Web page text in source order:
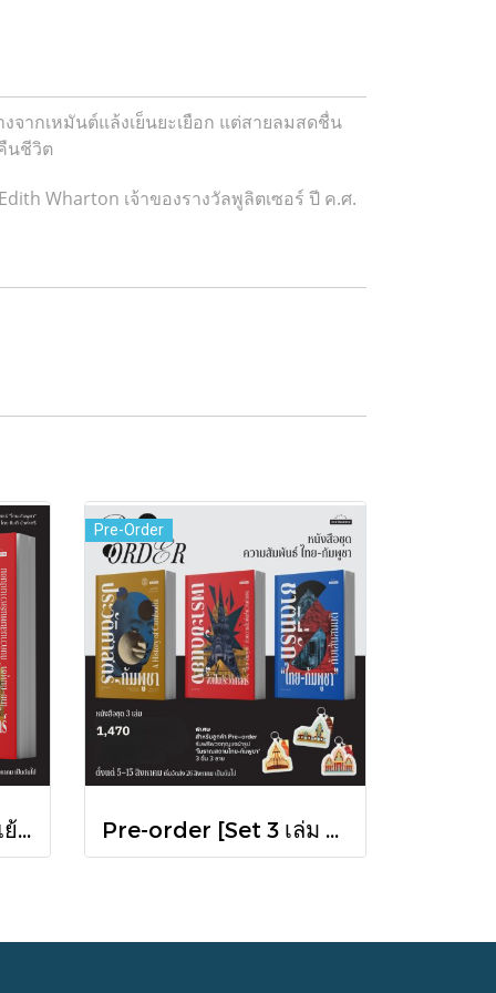
จากเหมันต์แล้งเย็นยะเยือก แต่สายลมสดชื่น
นชีวิต
Wharton เจ้าของรางวัลพูลิตเซอร์ ปี ค.ศ.
Pre-order เพราะขัดแย้งจึงเป็นประวัติศาสตร์ "ไทย-กัมพูชา" กับความสัมพันธ์หวานปนขม / มติชน
Pre-Order
Pre-order [Set 3 เล่ม ] หนังสือชุดความสัมพันธ์ "ไทย-กัมพูชา" / มติชน